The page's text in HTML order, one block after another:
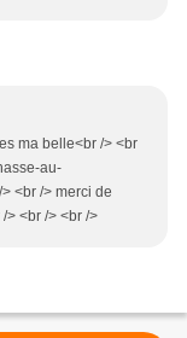
ma belle<br /> <br
au-
<br /> merci de
> <br /> <br />